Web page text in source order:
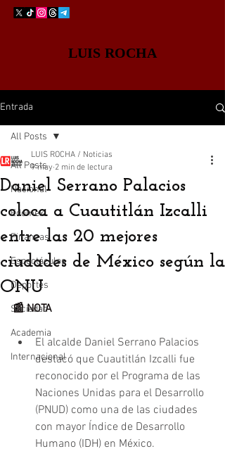
LUIS ROCHA
Entrada
All Posts
Nacional
Edomex
Finanzas
Espectáculos
Deportes
Sociedad
Academia
Internacional
All Posts
Daniel Serrano Palacios
coloca a Cuautitlán Izcalli
entre las 20 mejores
ciudades de México según la
ONU
LUIS ROCHA / Noticias
9 may 2 min de lectura
📰 NOTA
El alcalde Daniel Serrano Palacios
destacó que Cuautitlán Izcalli fue
reconocido por el Programa de las
Naciones Unidas para el Desarrollo
(PNUD) como una de las ciudades
con mayor Índice de Desarrollo
Humano (IDH) en México.